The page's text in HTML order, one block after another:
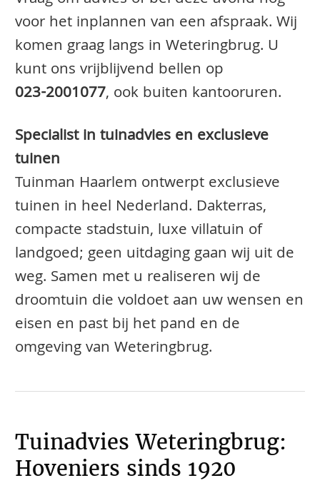
voor het inplannen van een afspraak. Wij
komen graag langs in Weteringbrug. U
kunt ons vrijblijvend bellen op
023-2001077, ook buiten kantooruren.
Specialist in tuinadvies en exclusieve
tuinen
Tuinman Haarlem ontwerpt exclusieve
tuinen in heel Nederland. Dakterras,
compacte stadstuin, luxe villatuin of
landgoed; geen uitdaging gaan wij uit de
weg. Samen met u realiseren wij de
droomtuin die voldoet aan uw wensen en
eisen en past bij het pand en de
omgeving van Weteringbrug.
Tuinadvies Weteringbrug:
Hoveniers sinds 1920